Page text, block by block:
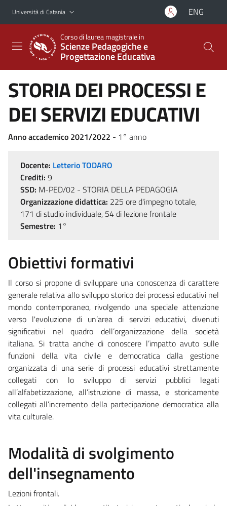
Vai al contenuto principale
Vai al menu di navigazione
Università di Catania ENG
Corso di laurea magistrale in
Scienze Pedagogiche e
Progettazione Educativa
STORIA DEI PROCESSI E
DEI SERVIZI EDUCATIVI
Anno accademico 2021/2022 - 1° anno
Docente: Letterio TODARO
Crediti: 9
SSD: M-PED/02 - STORIA DELLA PEDAGOGIA
Organizzazione didattica: 225 ore d'impegno totale,
171 di studio individuale, 54 di lezione frontale
Semestre: 1°
Obiettivi formativi
Il corso si propone di sviluppare una conoscenza di carattere
generale relativa allo sviluppo storico dei processi educativi nel
mondo contemporaneo, rivolgendo una speciale attenzione
verso l'evoluzione di un’area di servizi educativi, divenuti
significativi nel quadro dell’organizzazione della società
italiana. Si tratta anche di conoscere l’impatto avuto sulle
funzioni della vita civile e democratica dalla gestione
organizzata di una serie di processi educativi strettamente
collegati con lo sviluppo di servizi pubblici legati
all’alfabetizzazione, all’istruzione di massa, e storicamente
collegati all’incremento della partecipazione democratica alla
vita culturale.
Modalità di svolgimento
dell'insegnamento
Lezioni frontali.